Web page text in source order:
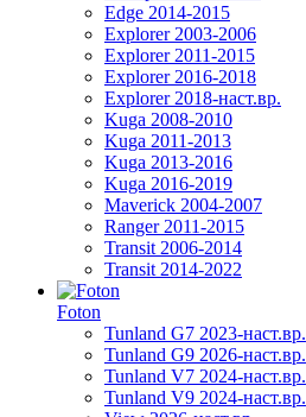
Edge 2014-2015
Explorer 2003-2006
Explorer 2011-2015
Explorer 2016-2018
Explorer 2018-наст.вр.
Kuga 2008-2010
Kuga 2011-2013
Kuga 2013-2016
Kuga 2016-2019
Maverick 2004-2007
Ranger 2011-2015
Transit 2006-2014
Transit 2014-2022
Foton
Tunland G7 2023-наст.вр.
Tunland G9 2026-наст.вр.
Tunland V7 2024-наст.вр.
Tunland V9 2024-наст.вр.